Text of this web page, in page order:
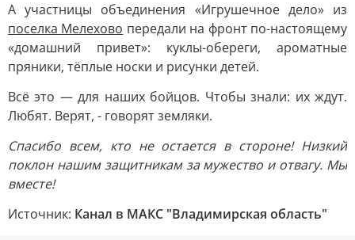
А участницы объединения «Игрушечное дело» из
поселка Мелехово передали на фронт по-настоящему
«домашний привет»: куклы-обереги, ароматные
пряники, тёплые носки и рисунки детей.
Всё это — для наших бойцов. Чтобы знали: их ждут.
Любят. Верят, - говорят земляки.
Спасибо всем, кто не остается в стороне! Низкий
поклон нашим защитникам за мужество и отвагу. Мы
вместе!
Источник: Канал в МАКС "Владимирская область"